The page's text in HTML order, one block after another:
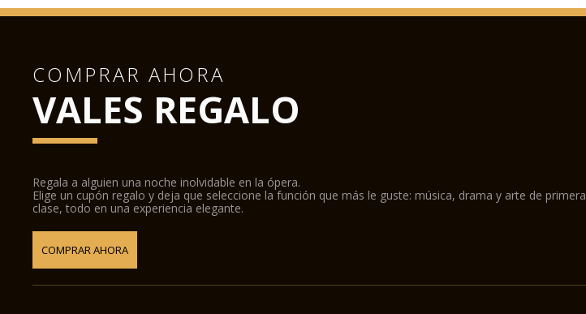
COMPRAR AHORA
VALES REGALO
Regala a alguien una noche inolvidable en la ópera.
Elige un cupón regalo y deja que seleccione la función que más le guste: música, drama y arte de primera
clase, todo en una experiencia elegante.
COMPRAR AHORA